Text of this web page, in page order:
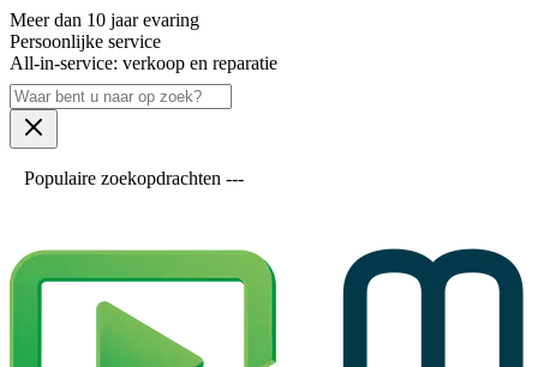
Meer dan 10 jaar evaring
Persoonlijke service
All-in-service: verkoop en reparatie
Populaire zoekopdrachten ---